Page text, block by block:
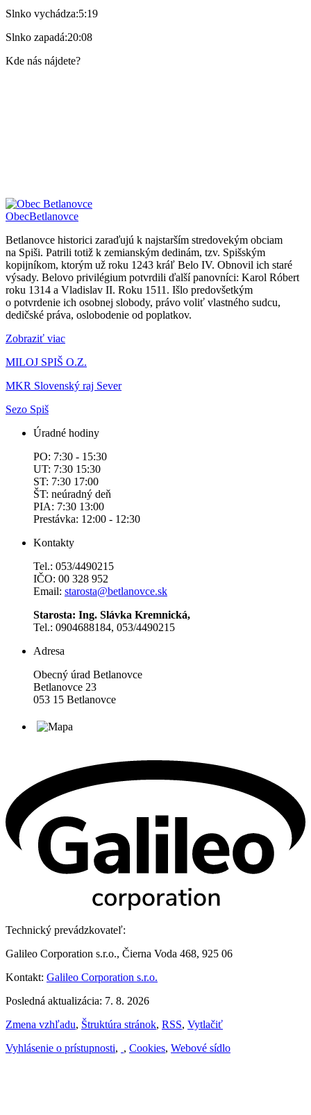
Slnko vychádza:5:19
Slnko zapadá:20:08
Kde nás nájdete?
ObecBetlanovce
Betlanovce historici zaraďujú k najstarším stredovekým obciam
na Spiši. Patrili totiž k zemianským dedinám, tzv. Spišským
kopijníkom, ktorým už roku 1243 kráľ Belo IV. Obnovil ich staré
výsady. Belovo privilégium potvrdili ďalší panovníci: Karol Róbert
roku 1314 a Vladislav II. Roku 1511. Išlo predovšetkým
o potvrdenie ich osobnej slobody, právo voliť vlastného sudcu,
dedičské práva, oslobodenie od poplatkov.
Zobraziť viac
MILOJ SPIŠ O.Z.
MKR Slovenský raj Sever
Sezo Spiš
Úradné hodiny
PO: 7:30 - 15:30
UT: 7:30 15:30
ST: 7:30 17:00
ŠT: neúradný deň
PIA: 7:30 13:00
Prestávka: 12:00 - 12:30
Kontakty
Tel.: 053/4490215
IČO: 00 328 952
Email: starosta@betlanovce.sk
Starosta: Ing. Slávka Kremnická,
Tel.: 0904688184, 053/4490215
Adresa
Obecný úrad Betlanovce
Betlanovce 23
053 15 Betlanovce
Technický prevádzkovateľ:
Galileo Corporation s.r.o., Čierna Voda 468, 925 06
Kontakt: Galileo Corporation s.r.o.
Posledná aktualizácia: 7. 8. 2026
Zmena vzhľadu, Štruktúra stránok, RSS, Vytlačiť
Vyhlásenie o prístupnosti, , Cookies, Webové sídlo